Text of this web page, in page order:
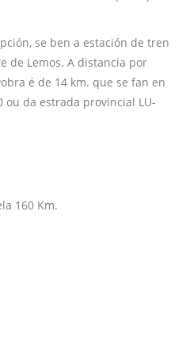
se ben a estación de tren
de Lemos. A distancia por
é de 14 km. que se fan en
ou da estrada provincial LU-
160 Km.